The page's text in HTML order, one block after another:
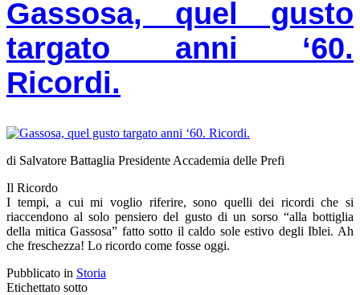
Gassosa, quel gusto
targato anni ‘60.
Ricordi.
di Salvatore Battaglia Presidente Accademia delle Prefi
Il Ricordo
I tempi, a cui mi voglio riferire, sono quelli dei ricordi che si
riaccendono al solo pensiero del gusto di un sorso “alla bottiglia
della mitica Gassosa” fatto sotto il caldo sole estivo degli Iblei. Ah
che freschezza! Lo ricordo come fosse oggi.
Pubblicato in Storia
Etichettato sotto